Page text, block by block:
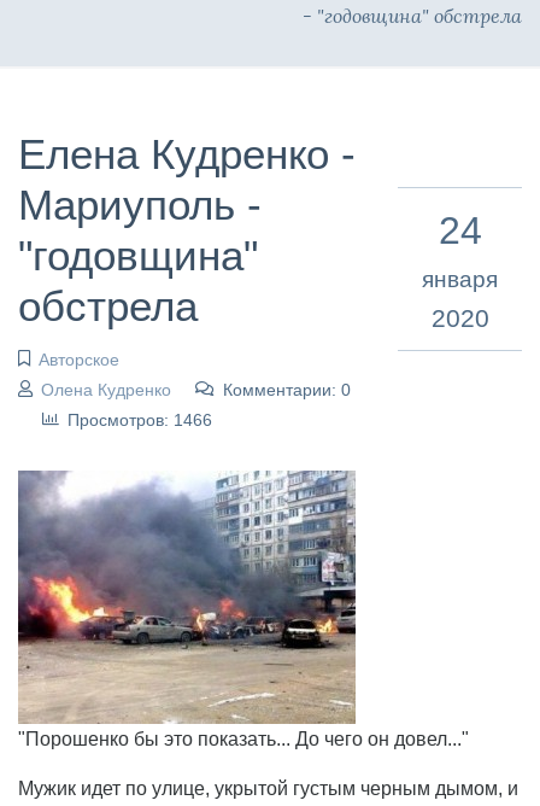
- "годовщина" обстрела
Елена Кудренко -
Мариуполь -
"годовщина"
обстрела
Авторское
Олена Кудренко
Комментарии: 0
Просмотров: 1466
24
января
2020
"Порошенко бы это показать... До чего он довел..."
Мужик идет по улице, укрытой густым черным дымом, и